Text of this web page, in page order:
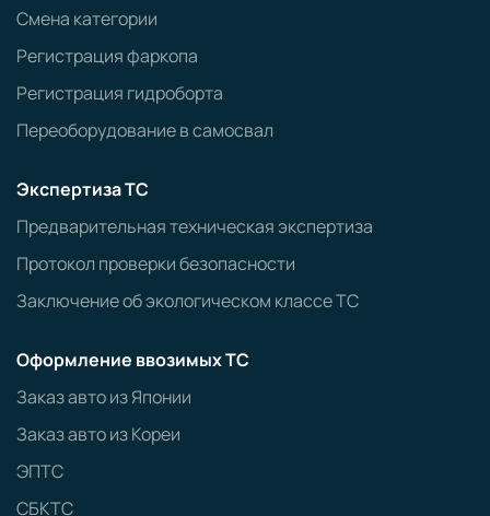
Смена категории
Регистрация фаркопа
Регистрация гидроборта
Переоборудование в самосвал
Экспертиза ТС
Предварительная техническая экспертиза
Протокол проверки безопасности
Заключение об экологическом классе ТС
Оформление ввозимых ТС
Заказ авто из Японии
Заказ авто из Кореи
ЭПТС
СБКТС